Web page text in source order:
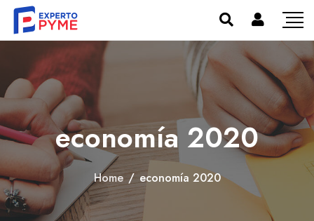
economía 2020
Home / economía 2020